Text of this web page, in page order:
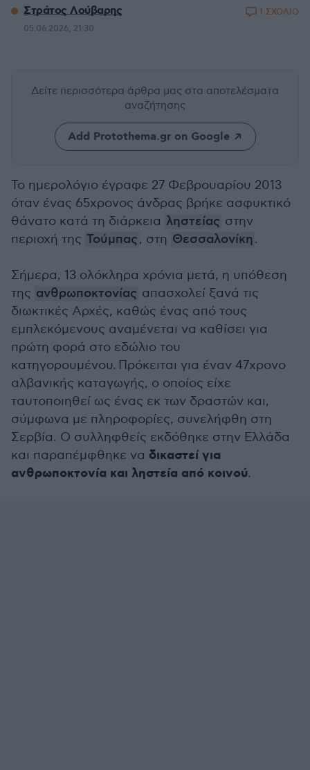
Στράτος Λούβαρης
05.06.2026, 21:30
1 ΣΧΟΛΙΟ
Δείτε περισσότερα άρθρα μας στα αποτελέσματα
αναζήτησης
Add Protothema.gr on Google
Το ημερολόγιο έγραφε 27 Φεβρουαρίου 2013
όταν ένας 65χρονος άνδρας βρήκε ασφυκτικό
θάνατο κατά τη διάρκεια ληστείας στην
περιοχή της Τούμπας, στη Θεσσαλονίκη.
Σήμερα, 13 ολόκληρα χρόνια μετά, η υπόθεση
της ανθρωποκτονίας απασχολεί ξανά τις
διωκτικές Αρχές, καθώς ένας από τους
εμπλεκόμενους αναμένεται να καθίσει για
πρώτη φορά στο εδώλιο του
κατηγορουμένου. Πρόκειται για έναν 47χρονο
αλβανικής καταγωγής, ο οποίος είχε
ταυτοποιηθεί ως ένας εκ των δραστών και,
σύμφωνα με πληροφορίες, συνελήφθη στη
Σερβία. Ο συλληφθείς εκδόθηκε στην Ελλάδα
και παραπέμφθηκε να δικαστεί για
ανθρωποκτονία και ληστεία από κοινού.